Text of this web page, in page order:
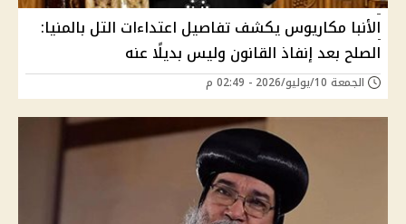
الأنبا مكاريوس يكشف تفاصيل اعتداءات التل بالمنيا:
الصلح بعد إنفاذ القانون وليس بديلًا عنه
الجمعة 10/يوليو/2026 - 02:49 م